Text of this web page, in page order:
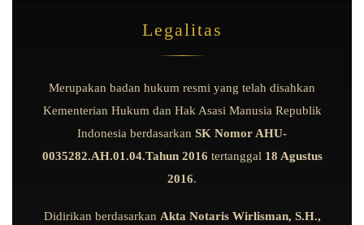
Legalitas
Merupakan badan hukum resmi yang telah disahkan
Kementerian Hukum dan Hak Asasi Manusia Republik
Indonesia berdasarkan SK Nomor AHU-
0035282.AH.01.04.Tahun 2016 tertanggal 18 Agustus
2016.
Didirikan berdasarkan Akta Notaris Wirlisman, S.H.,